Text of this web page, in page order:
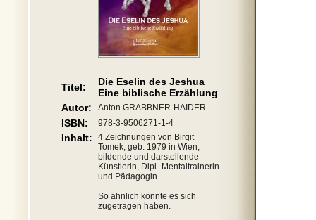
Titel:
Die Eselin des Jeshua
Eine biblische Erzählung
Autor:
Anton GRABBNER-HAIDER
ISBN: 978-3-9506271-1-4
Inhalt:
4 Zeichnungen von Birgit
Tomek, geb. 1979 in Wien,
bildende und darstellende
Künstlerin, Dipl.-Mentaltrainerin
und Pädagogin.
So ähnlich könnte es sich
zugetragen haben.